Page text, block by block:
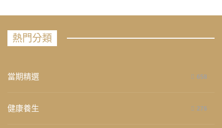
熱門分類
當期精選 658
健康養生 276